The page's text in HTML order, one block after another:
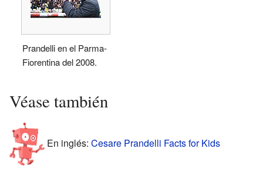
Prandelli en el Parma-
Fiorentina del 2008.
Véase también
En inglés: Cesare Prandelli Facts for Kids